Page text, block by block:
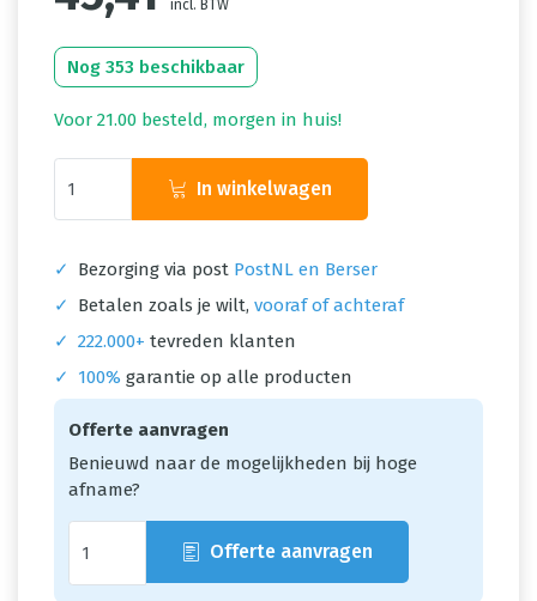
incl. BTW
Nog 353 beschikbaar
Voor 21.00 besteld, morgen in huis!
In winkelwagen
✓ Bezorging via post PostNL en Berser
✓
Betalen zoals je wilt, vooraf of achteraf
✓ 222.000+ tevreden klanten
✓
100% garantie op alle producten
Offerte aanvragen
Benieuwd naar de mogelijkheden bij hoge
afname?
Offerte aanvragen